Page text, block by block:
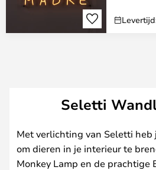
Seletti
Met verlichting van Seletti heb
om dieren in je interieur te
Monkey Lamp en de prachtige